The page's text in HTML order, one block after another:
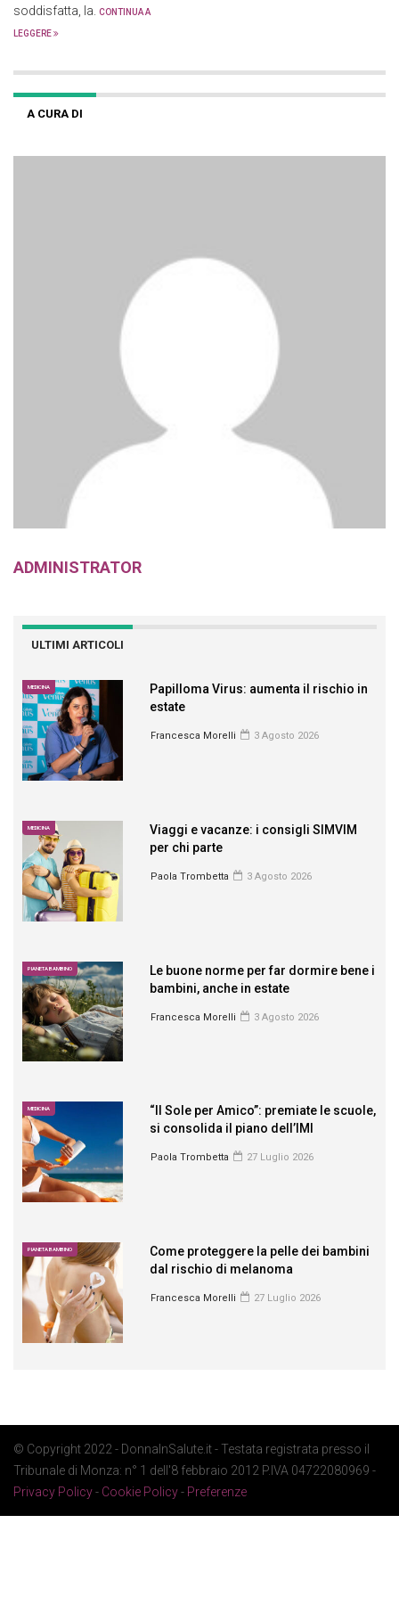
soddisfatta, la. CONTINUA A
LEGGERE
A CURA DI
ADMINISTRATOR
ULTIMI ARTICOLI
MEDICINA
Papilloma Virus: aumenta il rischio in
estate
Francesca Morelli 3 Agosto 2026
MEDICINA
Viaggi e vacanze: i consigli SIMVIM
per chi parte
Paola Trombetta 3 Agosto 2026
PIANETA BAMBINO
Le buone norme per far dormire bene i
bambini, anche in estate
Francesca Morelli 3 Agosto 2026
MEDICINA
“Il Sole per Amico”: premiate le scuole,
si consolida il piano dell’IMI
Paola Trombetta 27 Luglio 2026
PIANETA BAMBINO
Come proteggere la pelle dei bambini
dal rischio di melanoma
Francesca Morelli 27 Luglio 2026
© Copyright 2022 - DonnaInSalute.it - Testata registrata presso il
Tribunale di Monza: n° 1 dell'8 febbraio 2012 P.IVA 04722080969 -
Privacy Policy- Cookie Policy- Preferenze